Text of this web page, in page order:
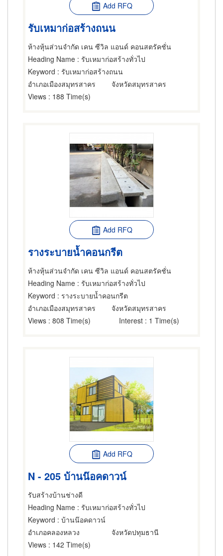
Add RFQ
รับเหมาก่อสร้างถนน
ห้างหุ้นส่วนจำกัด เคน ซีวิล แอนด์ คอนสตรัคชั่น
Heading Name : รับเหมาก่อสร้างทั่วไป
Keyword : รับเหมาก่อสร้างถนน
อำเภอเมืองสมุทรสาคร
จังหวัดสมุทรสาคร
Views : 188 Time(s)
Add RFQ
รางระบายน้ำคอนกรีต
ห้างหุ้นส่วนจำกัด เคน ซีวิล แอนด์ คอนสตรัคชั่น
Heading Name : รับเหมาก่อสร้างทั่วไป
Keyword : รางระบายน้ำคอนกรีต
อำเภอเมืองสมุทรสาคร
จังหวัดสมุทรสาคร
Views : 808 Time(s) Interest : 1 Time(s)
Add RFQ
N - 205 บ้านน๊อคดาวน์
รับสร้างบ้านช่างดี
Heading Name : รับเหมาก่อสร้างทั่วไป
Keyword : บ้านน๊อคดาวน์
อำเภอคลองหลวง
จังหวัดปทุมธานี
Views : 142 Time(s)